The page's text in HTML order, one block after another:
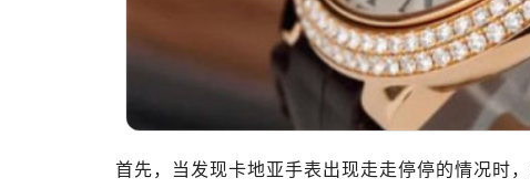
首先，当发现卡地亚手表出现走走停停的情况时